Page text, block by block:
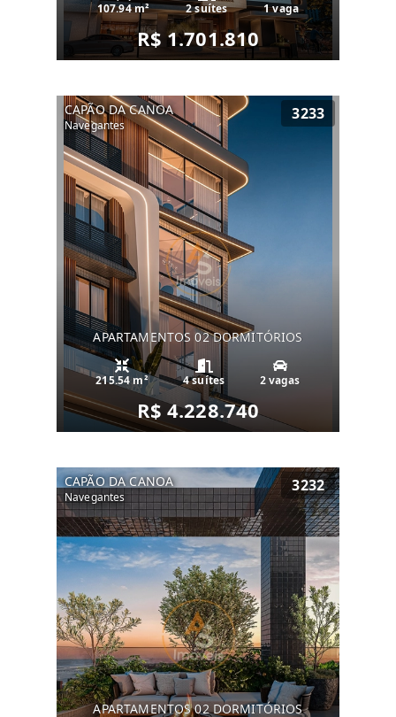
107.94 m² 2 suítes 1 vaga
R$ 1.701.810
CAPÃO DA CANOA
Navegantes
3233
APARTAMENTOS 02 DORMITÓRIOS
215.54 m² 4 suítes 2 vagas
R$ 4.228.740
CAPÃO DA CANOA
Navegantes
3232
APARTAMENTOS 02 DORMITÓRIOS